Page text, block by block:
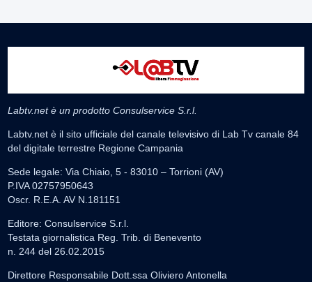
Labtv.net è un prodotto Consulservice S.r.l.
Labtv.net è il sito ufficiale del canale televisivo di Lab Tv canale 84
del digitale terrestre Regione Campania
Sede legale: Via Chiaio, 5 - 83010 – Torrioni (AV)
P.IVA 02757950643
Oscr. R.E.A. AV N.181151
Editore: Consulservice S.r.l.
Testata giornalistica Reg. Trib. di Benevento
n. 244 del 26.02.2015
Direttore Responsabile Dott.ssa Oliviero Antonella